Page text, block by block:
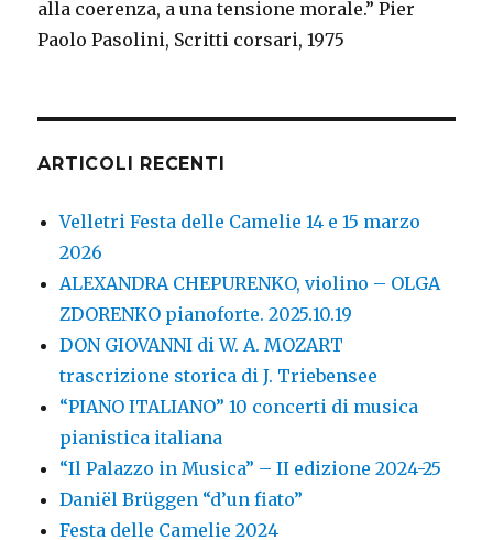
alla coerenza, a una tensione morale.” Pier
Paolo Pasolini, Scritti corsari, 1975
ARTICOLI RECENTI
Velletri Festa delle Camelie 14 e 15 marzo
2026
ALEXANDRA CHEPURENKO, violino – OLGA
ZDORENKO pianoforte. 2025.10.19
DON GIOVANNI di W. A. MOZART
trascrizione storica di J. Triebensee
“PIANO ITALIANO” 10 concerti di musica
pianistica italiana
“Il Palazzo in Musica” – II edizione 2024-25
Daniël Brüggen “d’un fiato”
Festa delle Camelie 2024